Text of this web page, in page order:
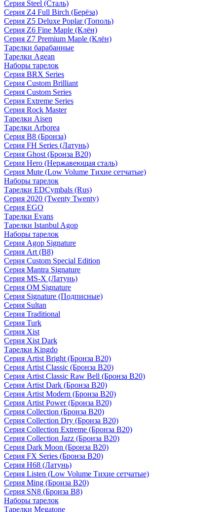
Серия Steel (Сталь)
Серия Z4 Full Birch (Берёза)
Серия Z5 Deluxe Poplar (Тополь)
Серия Z6 Fine Maple (Клён)
Серия Z7 Premium Maple (Клён)
Тарелки барабанные
Тарелки Agean
Наборы тарелок
Серия BRX Series
Серия Custom Brilliant
Серия Custom Series
Серия Extreme Series
Серия Rock Master
Тарелки Aisen
Тарелки Arborea
Серия B8 (Бронза)
Серия FH Series (Латунь)
Серия Ghost (Бронза B20)
Серия Hero (Нержавеющая сталь)
Серия Mute (Low Volume Тихие сетчатые)
Наборы тарелок
Тарелки EDCymbals (Rus)
Серия 2020 (Twenty Twenty)
Серия EGO
Тарелки Evans
Тарелки Istanbul Agop
Наборы тарелок
Серия Agop Signature
Серия Art (B8)
Серия Custom Special Edition
Серия Mantra Signature
Серия MS-X (Латунь)
Серия OM Signature
Серия Signature (Подписные)
Серия Sultan
Серия Traditional
Серия Turk
Серия Xist
Серия Xist Dark
Тарелки Kingdo
Серия Artist Bright (Бронза B20)
Серия Artist Classic (Бронза B20)
Серия Artist Classic Raw Bell (Бронза B20)
Серия Artist Dark (Бронза B20)
Серия Artist Modern (Бронза B20)
Серия Artist Power (Бронза B20)
Серия Collection (Бронза B20)
Серия Collection Dry (Бронза B20)
Серия Collection Extreme (Бронза B20)
Серия Collection Jazz (Бронза B20)
Серия Dark Moon (Бронза B20)
Серия FX Series (Бронза B20)
Серия H68 (Латунь)
Серия Listen (Low Volume Тихие сетчатые)
Серия Ming (Бронза B20)
Серия SN8 (Бронза B8)
Наборы тарелок
Тарелки Megatone